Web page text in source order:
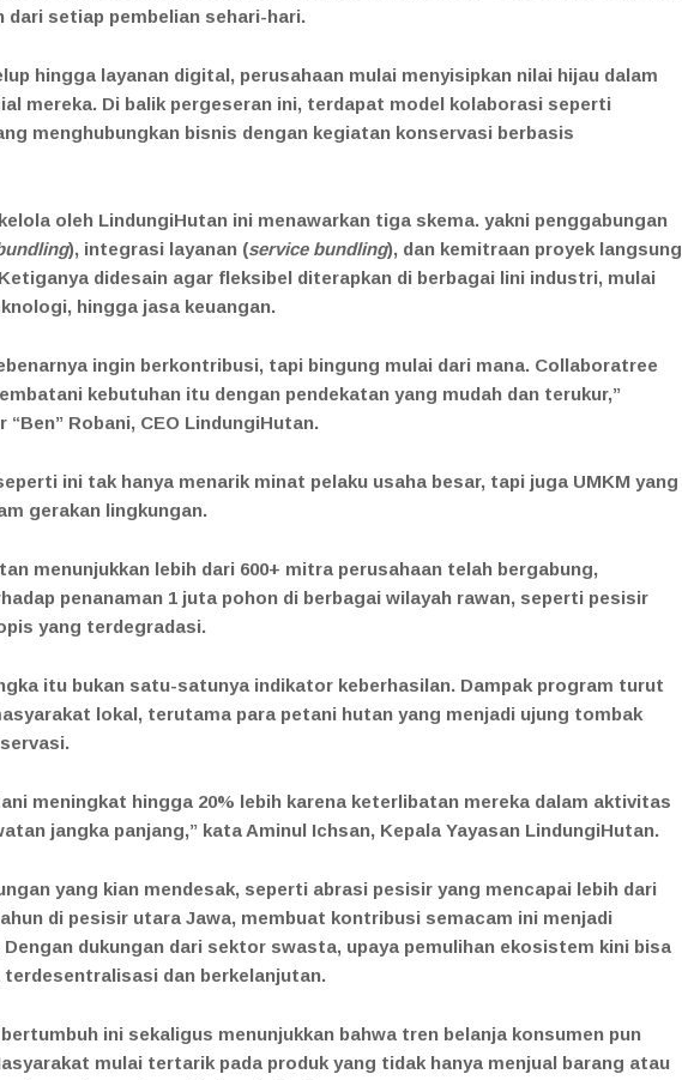
dari setiap pembelian sehari-hari.
hingga layanan digital, perusahaan mulai menyisipkan nilai hijau dalam
mereka. Di balik pergeseran ini, terdapat model kolaborasi seperti
menghubungkan bisnis dengan kegiatan konservasi berbasis
oleh LindungiHutan ini menawarkan tiga skema. yakni penggabungan
), integrasi layanan (service bundling), dan kemitraan proyek langsung
didesain agar fleksibel diterapkan di berbagai lini industri, mulai
hingga jasa keuangan.
ingin berkontribusi, tapi bingung mulai dari mana. Collaboratree
kebutuhan itu dengan pendekatan yang mudah dan terukur,”
“Ben” Robani, CEO LindungiHutan.
ini tak hanya menarik minat pelaku usaha besar, tapi juga UMKM yang
gerakan lingkungan.
menunjukkan lebih dari 600+ mitra perusahaan telah bergabung,
penanaman 1 juta pohon di berbagai wilayah rawan, seperti pesisir
yang terdegradasi.
itu bukan satu-satunya indikator keberhasilan. Dampak program turut
lokal, terutama para petani hutan yang menjadi ujung tombak
meningkat hingga 20% lebih karena keterlibatan mereka dalam aktivitas
jangka panjang,” kata Aminul Ichsan, Kepala Yayasan LindungiHutan.
yang kian mendesak, seperti abrasi pesisir yang mencapai lebih dari
di pesisir utara Jawa, membuat kontribusi semacam ini menjadi
Dengan dukungan dari sektor swasta, upaya pemulihan ekosistem kini bisa
terdesentralisasi dan berkelanjutan.
ini sekaligus menunjukkan bahwa tren belanja konsumen pun
mulai tertarik pada produk yang tidak hanya menjual barang atau